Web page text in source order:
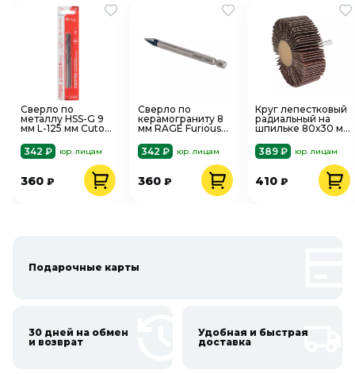
Сверло по
металлу HSS-G 9
мм L-125 мм Cutop
342 ₽
юр. лицам
360 ₽
Сверло по
керамограниту 8
мм RAGE Furious
342 ₽
юр. лицам
360 ₽
Круг лепестковый
радиальный на
шпильке 80х30 мм
389 ₽
юр. лицам
410 ₽
Подарочные карты
30 дней на обмен
и возврат
Удобная и быстрая
доставка